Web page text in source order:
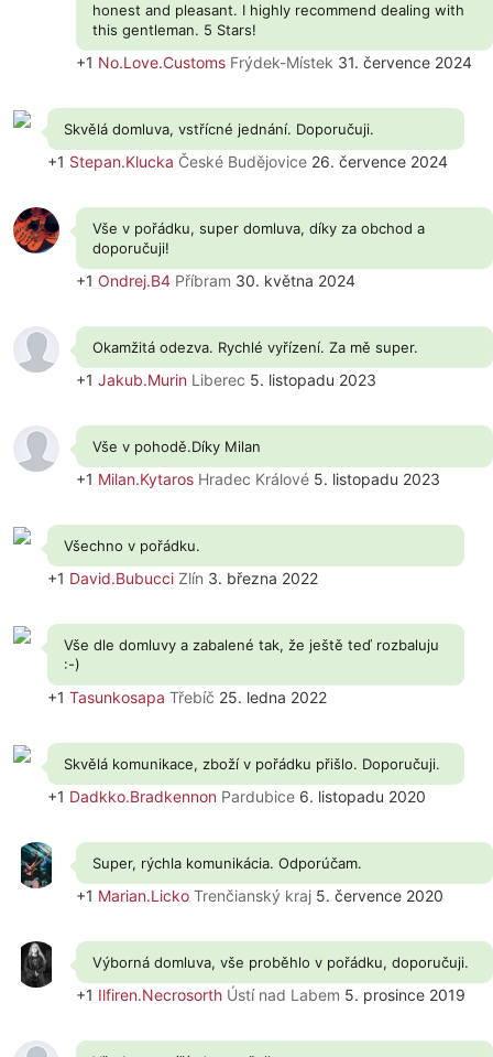
honest and pleasant. I highly recommend dealing with
this gentleman. 5 Stars!
+1 No.Love.Customs Frýdek-Místek 31. července 2024
Skvělá domluva, vstřícné jednání. Doporučuji.
+1 Stepan.Klucka České Budějovice 26. července 2024
Vše v pořádku, super domluva, díky za obchod a
doporučuji!
+1 Ondrej.B4 Příbram 30. května 2024
Okamžitá odezva. Rychlé vyřízení. Za mě super.
+1 Jakub.Murin Liberec 5. listopadu 2023
Vše v pohodě.Díky Milan
+1 Milan.Kytaros Hradec Králové 5. listopadu 2023
Všechno v pořádku.
+1 David.Bubucci Zlín 3. března 2022
Vše dle domluvy a zabalené tak, že ještě teď rozbaluju
:-)
+1 Tasunkosapa Třebíč 25. ledna 2022
Skvělá komunikace, zboží v pořádku přišlo. Doporučuji.
+1 Dadkko.Bradkennon Pardubice 6. listopadu 2020
Super, rýchla komunikácia. Odporúčam.
+1 Marian.Licko Trenčianský kraj 5. července 2020
Výborná domluva, vše proběhlo v pořádku, doporučuji.
+1 Ilfiren.Necrosorth Ústí nad Labem 5. prosince 2019